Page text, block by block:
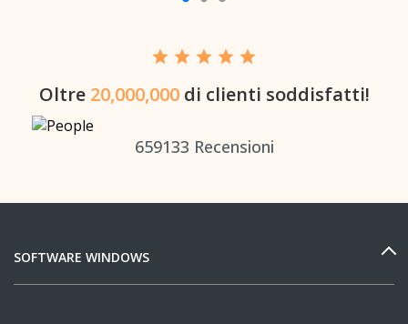
Oltre 20,000,000 di clienti soddisfatti!
659133 Recensioni
SOFTWARE WINDOWS